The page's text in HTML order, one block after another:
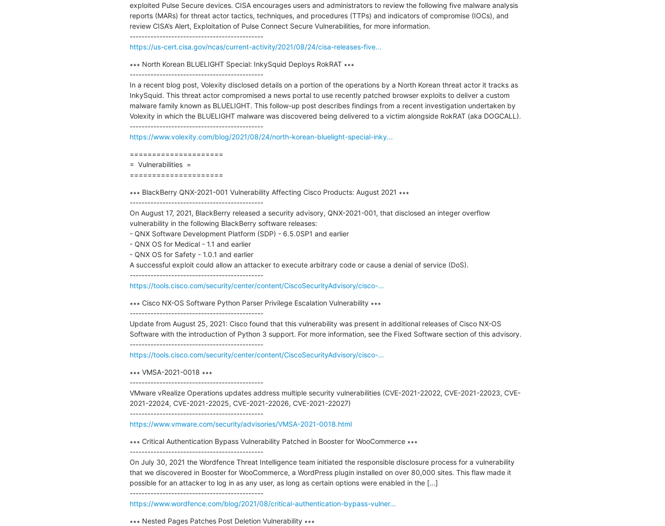
exploited Pulse Secure devices. CISA encourages users and administrators to review the following five malware analysis
reports (MARs) for threat actor tactics, techniques, and procedures (TTPs) and indicators of compromise (IOCs), and
review CISA’s Alert, Exploitation of Pulse Connect Secure Vulnerabilities, for more information.
---------------------------------------------
https://us-cert.cisa.gov/ncas/current-activity/2021/08/24/cisa-releases-five...
∗∗∗ North Korean BLUELIGHT Special: InkySquid Deploys RokRAT ∗∗∗
---------------------------------------------
In a recent blog post, Volexity disclosed details on a portion of the operations by a North Korean threat actor it tracks as
InkySquid. This threat actor compromised a news portal to use recently patched browser exploits to deliver a custom
malware family known as BLUELIGHT. This follow-up post describes findings from a recent investigation undertaken by
Volexity in which the BLUELIGHT malware was discovered being delivered to a victim alongside RokRAT (aka DOGCALL).
---------------------------------------------
https://www.volexity.com/blog/2021/08/24/north-korean-bluelight-special-inky...
=====================
=  Vulnerabilities  =
=====================
∗∗∗ BlackBerry QNX-2021-001 Vulnerability Affecting Cisco Products: August 2021 ∗∗∗
---------------------------------------------
On August 17, 2021, BlackBerry released a security advisory, QNX-2021-001, that disclosed an integer overflow
vulnerability in the following BlackBerry software releases:
- QNX Software Development Platform (SDP) - 6.5.0SP1 and earlier
- QNX OS for Medical - 1.1 and earlier
- QNX OS for Safety - 1.0.1 and earlier
A successful exploit could allow an attacker to execute arbitrary code or cause a denial of service (DoS).
---------------------------------------------
https://tools.cisco.com/security/center/content/CiscoSecurityAdvisory/cisco-...
∗∗∗ Cisco NX-OS Software Python Parser Privilege Escalation Vulnerability ∗∗∗
---------------------------------------------
Update from August 25, 2021: Cisco found that this vulnerability was present in additional releases of Cisco NX-OS
Software with the introduction of Python 3 support. For more information, see the Fixed Software section of this advisory.
---------------------------------------------
https://tools.cisco.com/security/center/content/CiscoSecurityAdvisory/cisco-...
∗∗∗ VMSA-2021-0018 ∗∗∗
---------------------------------------------
VMware vRealize Operations updates address multiple security vulnerabilities (CVE-2021-22022, CVE-2021-22023, CVE-
2021-22024, CVE-2021-22025, CVE-2021-22026, CVE-2021-22027)
---------------------------------------------
https://www.vmware.com/security/advisories/VMSA-2021-0018.html
∗∗∗ Critical Authentication Bypass Vulnerability Patched in Booster for WooCommerce ∗∗∗
---------------------------------------------
On July 30, 2021 the Wordfence Threat Intelligence team initiated the responsible disclosure process for a vulnerability
that we discovered in Booster for WooCommerce, a WordPress plugin installed on over 80,000 sites. This flaw made it
possible for an attacker to log in as any user, as long as certain options were enabled in the [...]
---------------------------------------------
https://www.wordfence.com/blog/2021/08/critical-authentication-bypass-vulner...
∗∗∗ Nested Pages Patches Post Deletion Vulnerability ∗∗∗